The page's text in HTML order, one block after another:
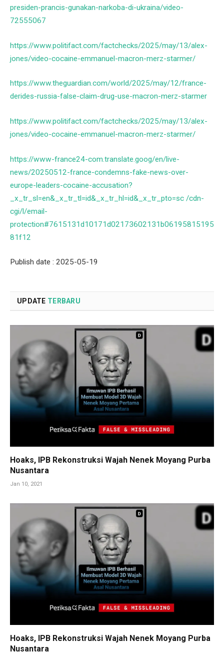
presiden-prancis-gunakan-narkoba-di-ukraina/video-
72555067
https://www.politifact.com/factchecks/2025/may/13/alex-
jones/video-cocaine-emmanuel-macron-merz-starmer/
https://www.theguardian.com/world/2025/may/12/france-
derides-russia-false-claim-drug-use-macron-merz-starmer
https://www.politifact.com/factchecks/2025/may/13/alex-
jones/video-cocaine-emmanuel-macron-merz-starmer/
https://www-france24-com.translate.goog/en/live-
news/20250512-france-condemns-fake-news-over-
europe-leaders-cocaine-accusation?
_x_tr_sl=en&_x_tr_tl=id&_x_tr_hl=id&_x_tr_pto=sc /cdn-
cgi/l/email-
protection#7615131d10171d02173602131b06195815195
81f12
Publish date : 2025-05-19
UPDATE TERBARU
Hoaks, IPB Rekonstruksi Wajah Nenek Moyang Purba
Nusantara
Jan 10, 2021
Hoaks, IPB Rekonstruksi Wajah Nenek Moyang Purba
Nusantara